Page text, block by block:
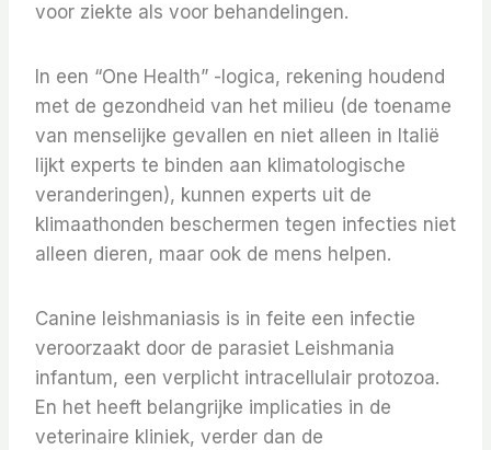
voor ziekte als voor behandelingen.
In een “One Health” -logica, rekening houdend
met de gezondheid van het milieu (de toename
van menselijke gevallen en niet alleen in Italië
lijkt experts te binden aan klimatologische
veranderingen), kunnen experts uit de
klimaathonden beschermen tegen infecties niet
alleen dieren, maar ook de mens helpen.
Canine leishmaniasis is in feite een infectie
veroorzaakt door de parasiet Leishmania
infantum, een verplicht intracellulair protozoa.
En het heeft belangrijke implicaties in de
veterinaire kliniek, verder dan de